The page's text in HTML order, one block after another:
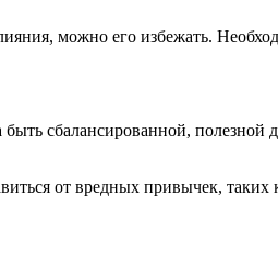
можно его избежать.
сбалансированной, полезной
от вредных привычек, таких